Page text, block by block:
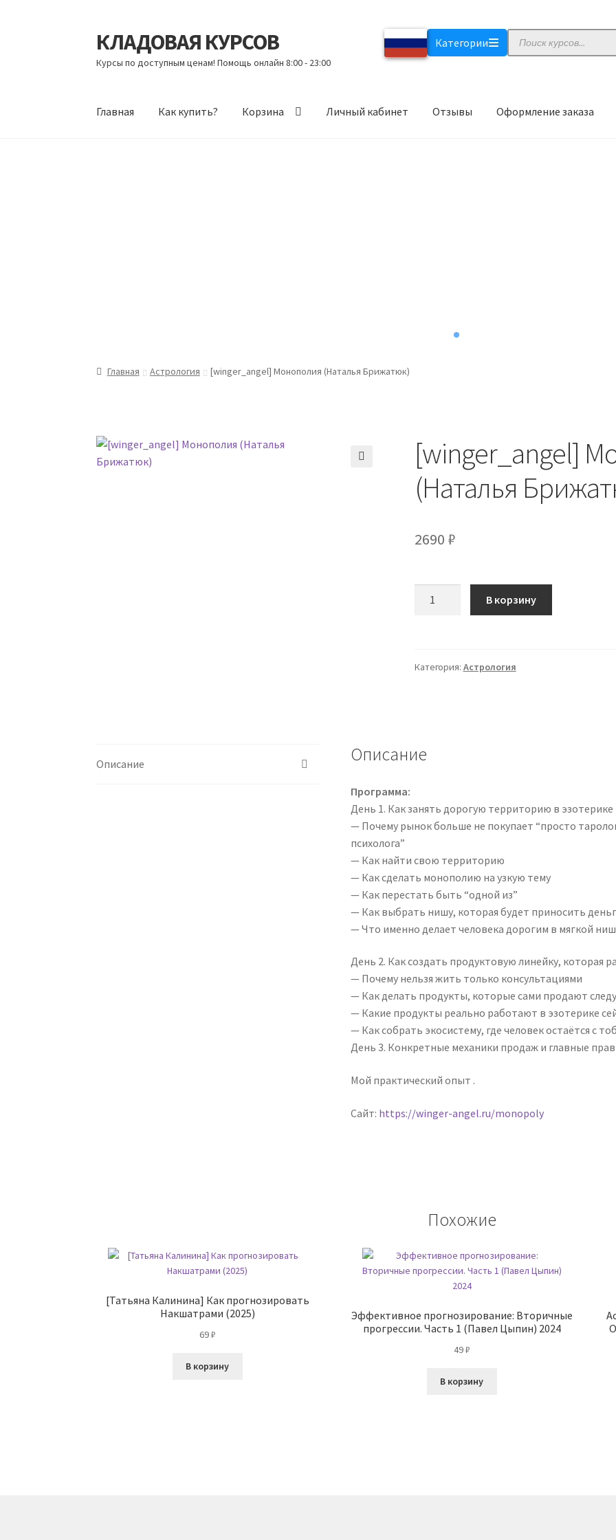
Перейти
к
навигации
Перейти
к
содержимому
КЛАДОВАЯ КУРСОВ
Курсы по доступным ценам! Помощь онлайн 8:00 - 23:00
Категории
Поиск
товаров
Главная Как купить? Корзина Личный кабинет Отзывы Оформление заказа
Главная Астрология [winger_angel] Монополия (Наталья Брижатюк)
[winger_angel]
(Наталья
2690 ₽
В корзину
Категория: Астрология
Описание Описание
Программа:
День 1. Как занять дорогую территорию в
— Почему рынок больше не покупает “просто
психолога”
— Как найти свою территорию
— Как сделать монополию на узкую тему
— Как перестать быть “одной из”
— Как выбрать нишу, которая будет приносить
— Что именно делает человека дорогим в мягкой
День 2. Как создать продуктовую линейку, которая
— Почему нельзя жить только консультациями
— Как делать продукты, которые сами продают
— Какие продукты реально работают в эзотерике
— Как собрать экосистему, где человек остаётся с
День 3. Конкретные механики продаж и главные
Мой практический опыт .
Сайт: https://winger-angel.ru/monopoly
Похожие
[Татьяна Калинина] Как прогнозировать
Накшатрами (2025)
69₽
В корзину
Эффективное прогнозирование: Вторичные
прогрессии. Часть 1 (Павел Цыпин) 2024
49₽
В корзину